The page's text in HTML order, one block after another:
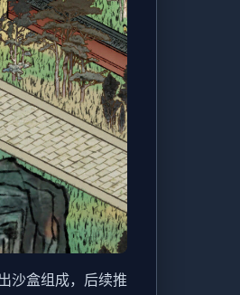
沙盒组成，后续推